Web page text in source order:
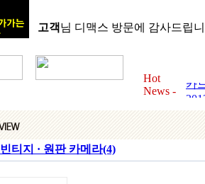
고객님 디맥스 방문에 감사드립
Hot
News -
카
카
카
카
빈티지 · 원판 카메라(4)